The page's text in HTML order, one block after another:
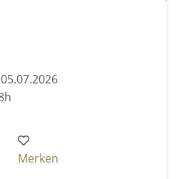
Merken